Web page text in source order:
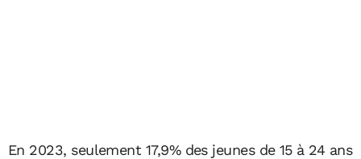
En 2023, seulement 17,9% des jeunes de 15 à 24 ans